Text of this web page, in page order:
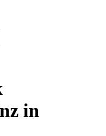
in